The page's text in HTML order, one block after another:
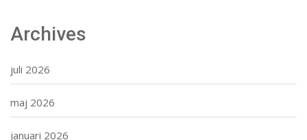
Archives
juli 2026
maj 2026
januari 2026